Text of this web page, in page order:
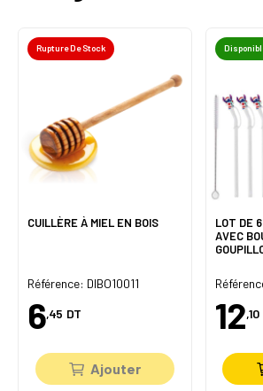
Rupture De Stock
CUILLÈRE À MIEL EN BOIS
Référence: DIBO10011
6,45 DT
Ajouter
LOT DE
AVEC
12,10